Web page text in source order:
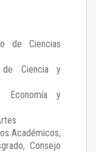
de Ciencias
de Ciencia y
Economía y
Académicos,
Consejo